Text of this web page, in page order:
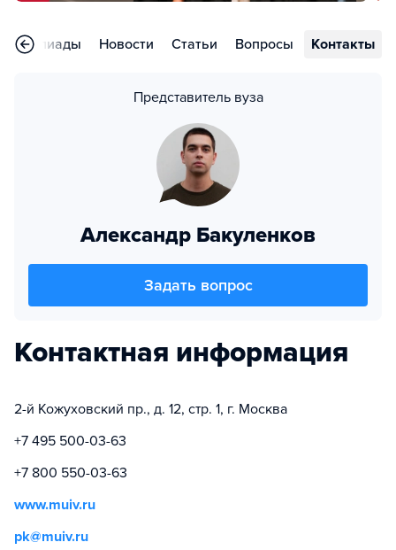
Олимпиады Новости Статьи Вопросы Контакты
Представитель вуза
Александр Бакуленков
Задать вопрос
Контактная информация
2-й Кожуховский пр., д. 12, стр. 1, г. Москва
+7 495 500-03-63
+7 800 550-03-63
www.muiv.ru
pk@muiv.ru